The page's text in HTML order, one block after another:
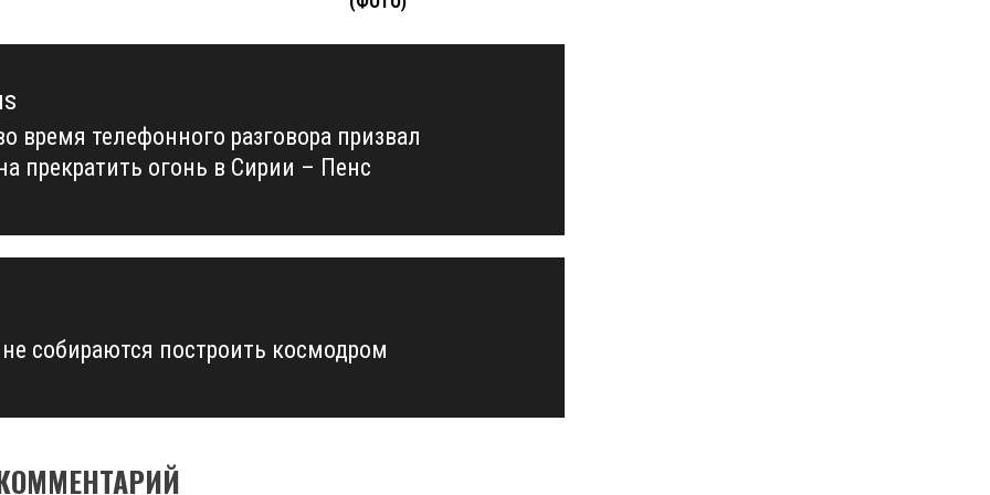
время телефонного разговора призвал
прекратить огонь в Сирии – Пенс
собираются построить космодром